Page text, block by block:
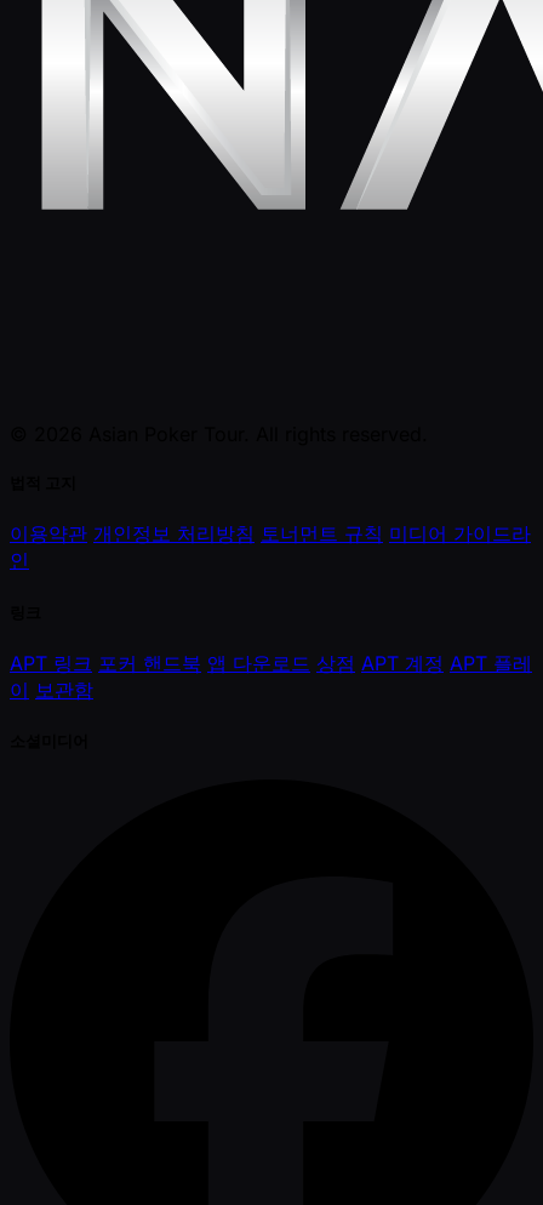
이용약관 개인정보 처리방침 토너먼트 규칙 미디어 가이드라
인
APT 링크 포커 핸드북 앱 다운로드 상점 APT 계정 APT 플레
이 보관함